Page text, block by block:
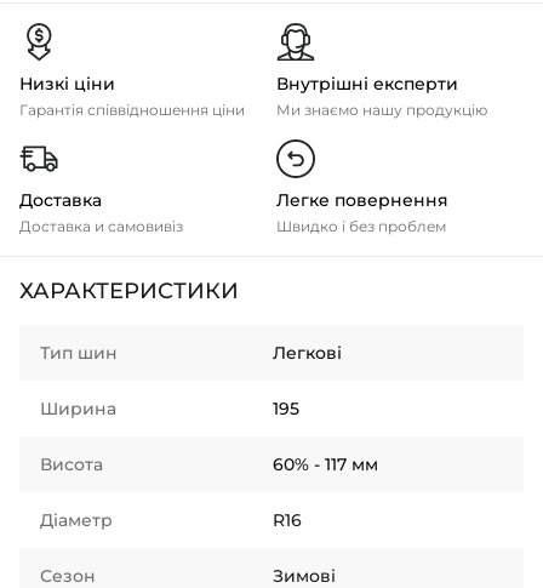
Низкі ціни
Гарантія співвідношення ціни
Внутрішні експерти
Ми знаємо нашу продукцію
Доставка
Доставка и самовивіз
Легке повернення
Швидко і без проблем
ХАРАКТЕРИСТИКИ
Тип шин Легкові
Ширина 195
Висота 60% - 117 мм
Діаметр R16
Сезон Зимові